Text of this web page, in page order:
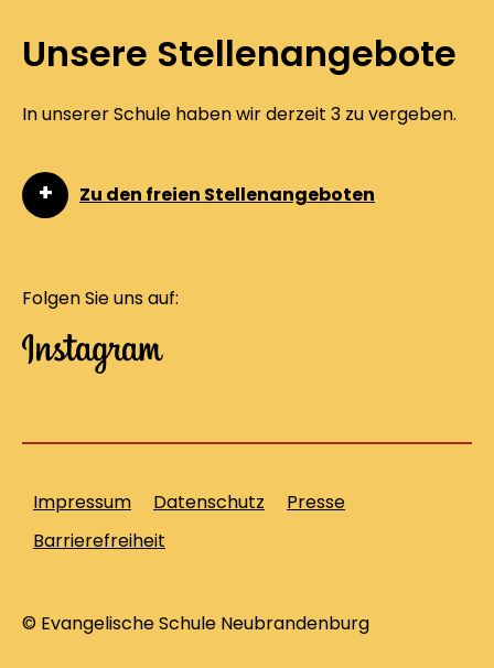
Unsere Stellenangebote
In unserer Schule haben wir derzeit 3 zu vergeben.
Zu den freien Stellenangeboten
Folgen Sie uns auf:
© Evangelische Schule Neubrandenburg
Impressum Datenschutz
Presse
Barrierefreiheit